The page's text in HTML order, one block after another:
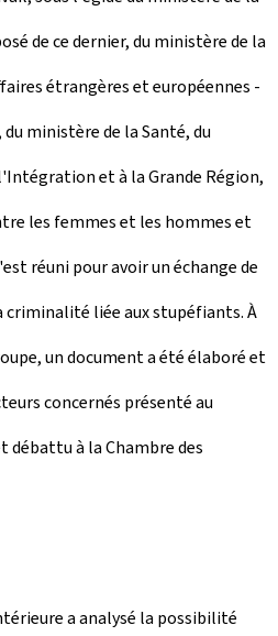
de ce dernier, du ministère de la
étrangères et européennes -
ministère de la Santé, du
et à la Grande Région,
les femmes et les hommes et
réuni pour avoir un échange de
criminalité liée aux stupéfiants. À
un document a été élaboré et
concernés présenté au
débattu à la Chambre des
a analysé la possibilité